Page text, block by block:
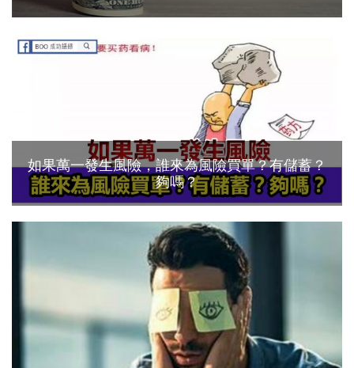
如果萬一發生風險，誰來為風險買單？有儲蓄？
夠嗎？